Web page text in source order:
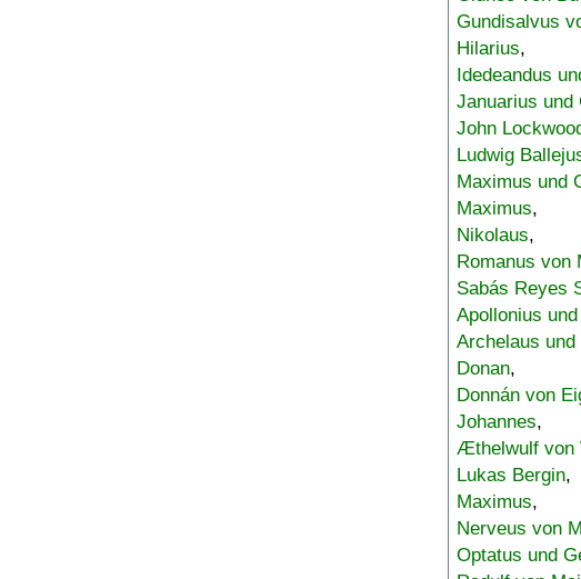
Gundisalvus
Hilarius,
Idedeandus
Januarius und
John
Ludwig
Maximus und
Maximus,
Nikolaus,
Romanus von
Sabás Reyes
Apollonius
Archelaus und
Donan,
Donnán von
Johannes,
Æthelwulf von
Lukas Bergin,
Maximus,
Nerveus von
Optatus und